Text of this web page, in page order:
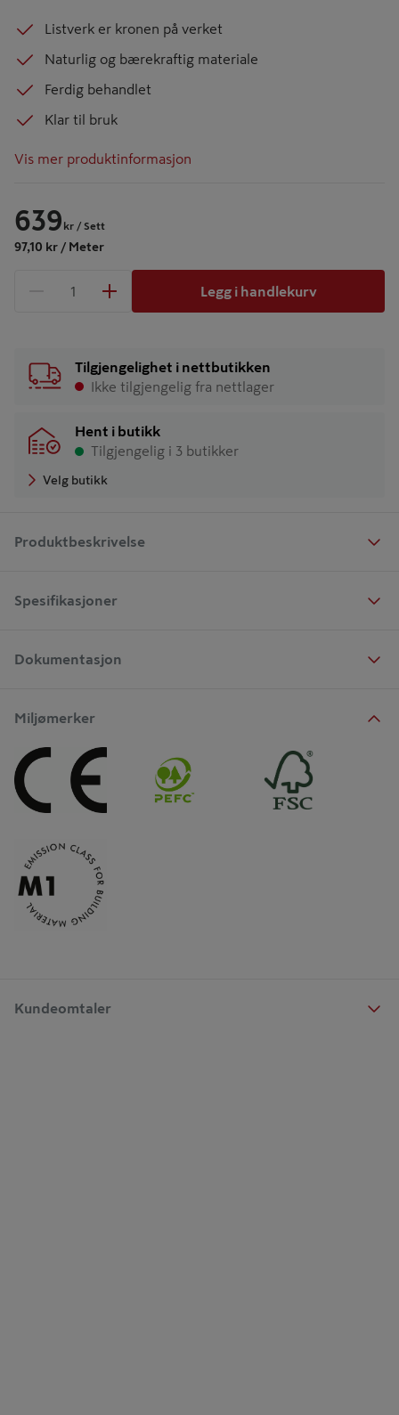
Listverk er kronen på verket
Naturlig og bærekraftig materiale
Ferdig behandlet
Klar til bruk
Vis mer produktinformasjon
639 kr / Sett
97,10 kr / Meter
1 produkter
Legg i handlekurv
Tilgjengelighet i nettbutikken
Ikke tilgjengelig fra nettlager
Hent i butikk
Tilgjengelig i 3 butikker
Velg butikk
Produktbeskrivelse
Spesifikasjoner
Dokumentasjon
Miljømerker
Kundeomtaler